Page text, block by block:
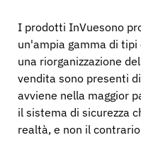
I prodotti InVuesono
un'ampia gamma di
una riorganizzazione
vendita sono presenti
avviene nella maggior
il sistema di sicurezza
realtà, e non il